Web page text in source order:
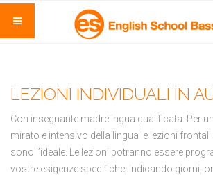
LEZIONI INDIVIDUALI IN
Con insegnante madrelingua qualificata: Per
mirato e intensivo della lingua le lezioni frontali
sono l’ideale. Le lezioni potranno essere
vostre esigenze specifiche, indicando giorni,